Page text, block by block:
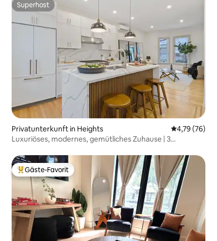
Superhost
Superhost
Privatunterkunft in Heights
4,79 (76)
Luxuriöses, modernes, gemütliches Zuhause | 3
Beliebter Gäste-Favorit.
Gäste-Favorit